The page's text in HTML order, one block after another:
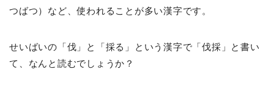
つばつ）など、使われることが多い漢字です。
せいばいの「伐」と「採る」という漢字で「伐採」と書い
て、なんと読むでしょうか？